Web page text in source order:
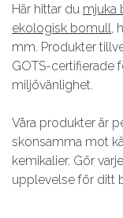
Här hittar du mjuka
ekologisk bomull,
mm. Produkter
GOTS-certifierade
miljövänlighet.
Våra produkter är
skonsamma mot
kemikalier. Gör
upplevelse för ditt